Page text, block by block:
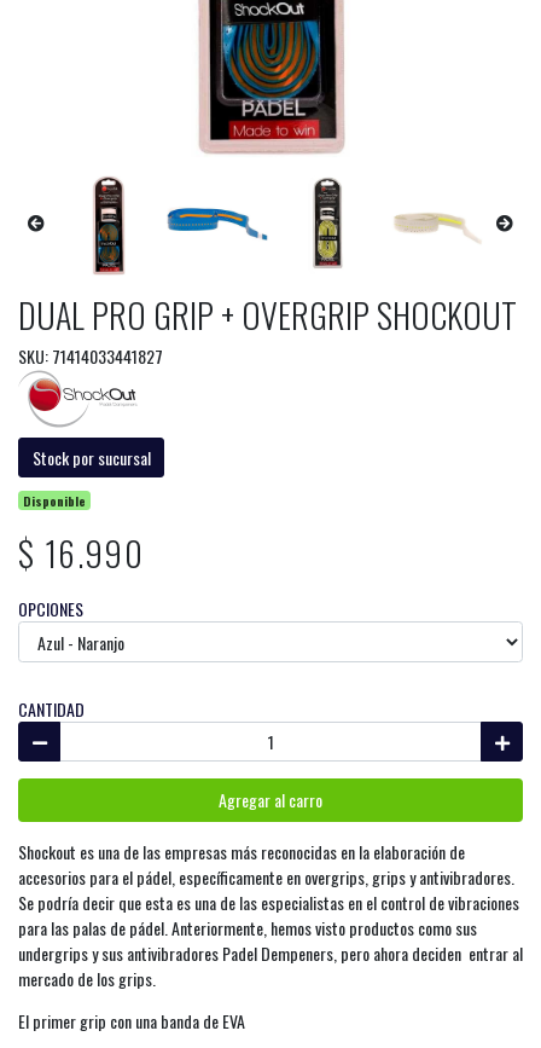
DUAL PRO GRIP + OVERGRIP SHOCKOUT
SKU: 71414033441827
Stock por sucursal
Disponible
$ 16.990
OPCIONES
CANTIDAD
Agregar al carro
Shockout es una de las empresas más reconocidas en la elaboración de
accesorios para el pádel, específicamente en overgrips, grips y antivibradores.
Se podría decir que esta es una de las especialistas en el control de vibraciones
para las palas de pádel. Anteriormente, hemos visto productos como sus
undergrips y sus antivibradores Padel Dempeners, pero ahora deciden entrar al
mercado de los grips.
El primer grip con una banda de EVA